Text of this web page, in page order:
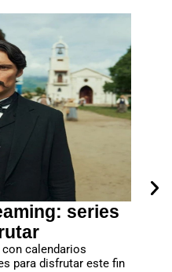
series
calendarios
para disfrutar este fin